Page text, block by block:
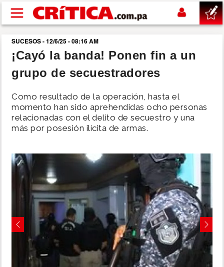
Pasar al contenido principal
buscar
SUCESOS
NACIONAL
POLÍTICA
SHOW
DEPORTES
INSÓLITAS
SUCESOS - 12/6/25 - 08:16 AM
¡Cayó la banda! Ponen fin a un
grupo de secuestradores
Como resultado de la operación, hasta el
momento han sido aprehendidas ocho personas
relacionadas con el delito de secuestro y una
más por posesión ilícita de armas.
Previous Next